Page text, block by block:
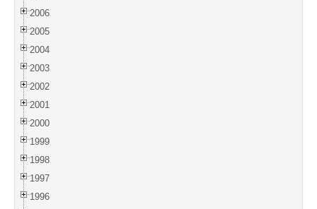
2006
2005
2004
2003
2002
2001
2000
1999
1998
1997
1996